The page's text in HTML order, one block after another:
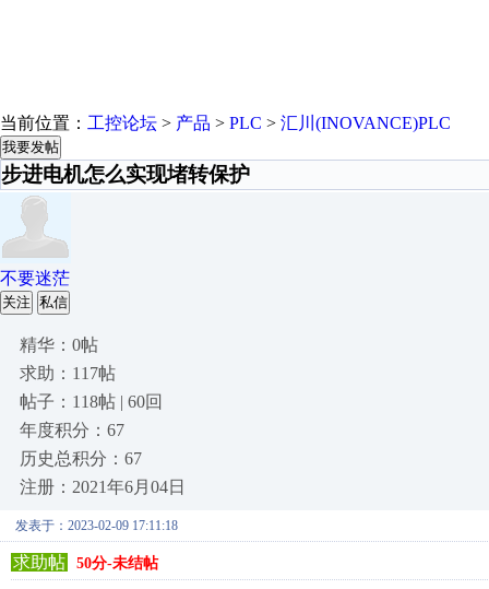
当前位置： 工控论坛 > 产品 > PLC > 汇川(INOVANCE)PLC
我要发帖
步进电机怎么实现堵转保护
不要迷茫
关注 私信
精华：0帖
求助：117帖
帖子：118帖 | 60回
年度积分：67
历史总积分：67
注册：2021年6月04日
发表于：2023-02-09 17:11:18
求助帖 50分-未结帖